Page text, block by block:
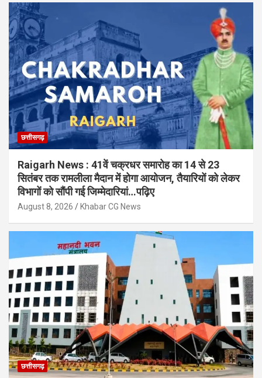
छत्तीसगढ़
Raigarh News : 41वें चक्रधर समारोह का 14 से 23
सितंबर तक रामलीला मैदान में होगा आयोजन, तैयारियों को लेकर
विभागों को सौंपी गई जिम्मेदारियां…पढ़िए
August 8, 2026 Khabar CG News
छत्तीसगढ़